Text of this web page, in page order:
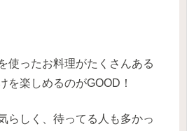
使ったお料理がたくさんある
を楽しめるのがGOOD！
らしく、待ってる人も多かっ